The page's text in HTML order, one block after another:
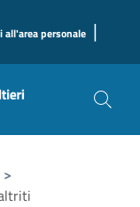
all'area personale |
>